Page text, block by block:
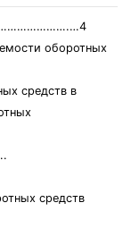
оборотных
средств в
средств